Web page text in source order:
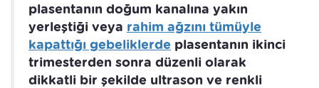
plasentanın doğum kanalına yakın
yerleştiği veya rahim ağzını tümüyle
kapattığı gebeliklerde plasentanın ikinci
trimesterden sonra düzenli olarak
dikkatli bir şekilde ultrason ve renkli